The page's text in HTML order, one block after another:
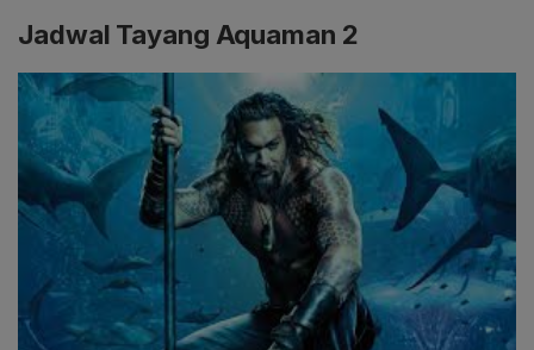
Jadwal Tayang Aquaman 2